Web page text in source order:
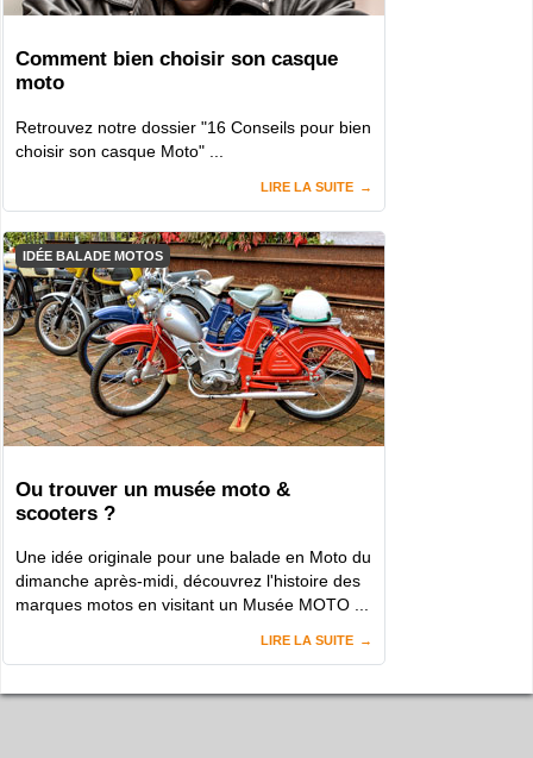
Comment bien choisir son casque
moto
Retrouvez notre dossier "16 Conseils pour bien
choisir son casque Moto" ...
LIRE LA SUITE
IDÉE BALADE MOTOS
Ou trouver un musée moto &
scooters ?
Une idée originale pour une balade en Moto du
dimanche après-midi, découvrez l'histoire des
marques motos en visitant un Musée MOTO ...
LIRE LA SUITE